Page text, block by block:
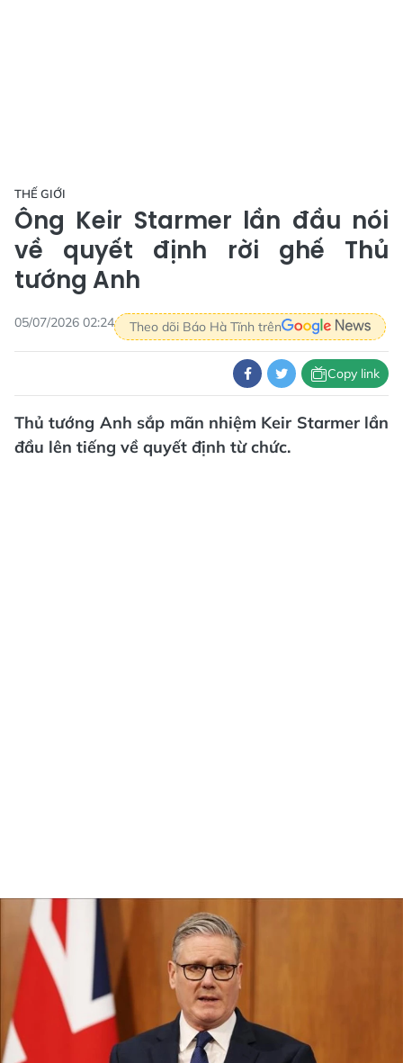
THẾ GIỚI
Ông Keir Starmer lần đầu nói
về quyết định rời ghế Thủ
tướng Anh
05/07/2026 02:24 Theo dõi Báo Hà Tĩnh trên
Copy link
Thủ tướng Anh sắp mãn nhiệm Keir Starmer lần
đầu lên tiếng về quyết định từ chức.